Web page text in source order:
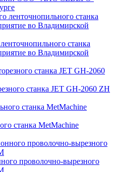
станка
во Владимирской
станка JET GH-2060 ZH
станка MetMachine
проволочно-вырезного